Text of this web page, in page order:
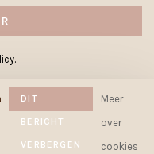
DIT
BERICHT
VERBERGEN
Meer
over
cookies